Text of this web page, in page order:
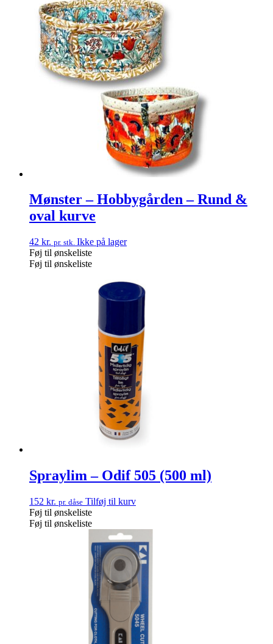
Mønster – Hobbygården – Rund &
oval kurve
42 kr. pr. stk. Ikke på lager
Føj til ønskeliste
Føj til ønskeliste
Spraylim – Odif 505 (500 ml)
152 kr. pr. dåse Tilføj til kurv
Føj til ønskeliste
Føj til ønskeliste